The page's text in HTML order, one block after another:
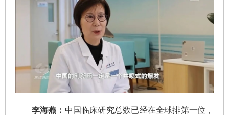
李海燕： 中国临床研究总数已经在全球排第一位，